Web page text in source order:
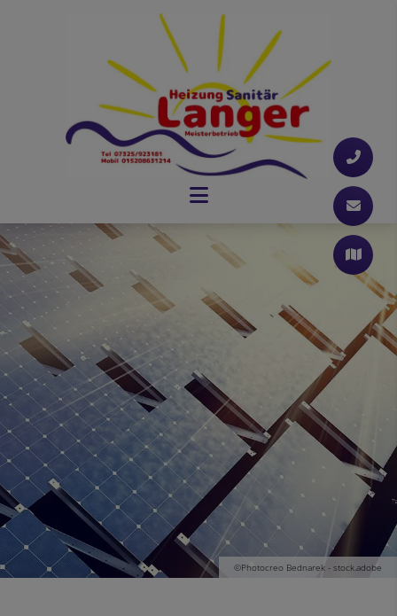
©Photocreo Bednarek - stock.adobe